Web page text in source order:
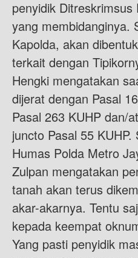
penyidik
yang membidanginya.
Kapolda, akan
terkait dengan
Hengki mengatakan
dijerat dengan Pasal
Pasal 263 KUHP dan/
juncto Pasal 55
Humas Polda Metro
Zulpan mengatakan
tanah akan terus
akar-akarnya. Tentu
kepada keempat
Yang pasti penyidik